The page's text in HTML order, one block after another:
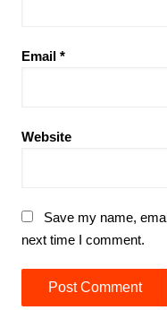
Email *
Website
Save my name,
next time I comment.